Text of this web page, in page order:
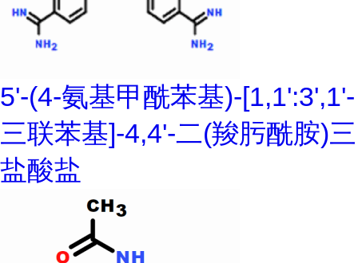
5'-(4-氨基甲酰苯基)-[1,1':3',1'-
三联苯基]-4,4'-二(羧肟酰胺)三
盐酸盐